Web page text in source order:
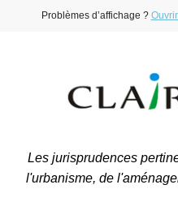
Problèmes d’affichage ?
Les jurisprudences
l'urbanisme, de